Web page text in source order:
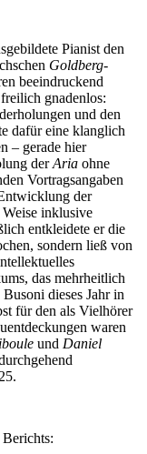
Pianist den
Goldberg-
beeindruckend
gnadenlos:
und den
dafür eine klanglich
– gerade hier
derAria ohne
Vortragsangaben
der
inklusive
entkleidete er die
sondern ließ von
das mehrheitlich
dieses Jahr in
für den als Vielhörer
waren
und Daniel